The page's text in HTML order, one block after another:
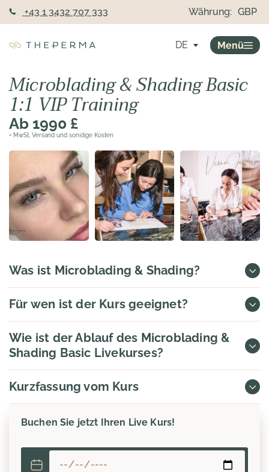
+43 1 3432 707 333 Währung: GBP
DE Menü
Microblading & Shading Basic
1:1 VIP Training
Ab 1990 £
+ MwSt, Versand und sonstige Kosten
Was ist Microblading & Shading?
Für wen ist der Kurs geeignet?
Wie ist der Ablauf des Microblading &
Shading Basic Livekurses?
Kurzfassung vom Kurs
Buchen Sie jetzt Ihren Live Kurs!